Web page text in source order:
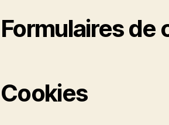
Formulaires de
Cookies